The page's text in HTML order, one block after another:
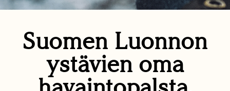
Suomen Luonnon
ystävien oma